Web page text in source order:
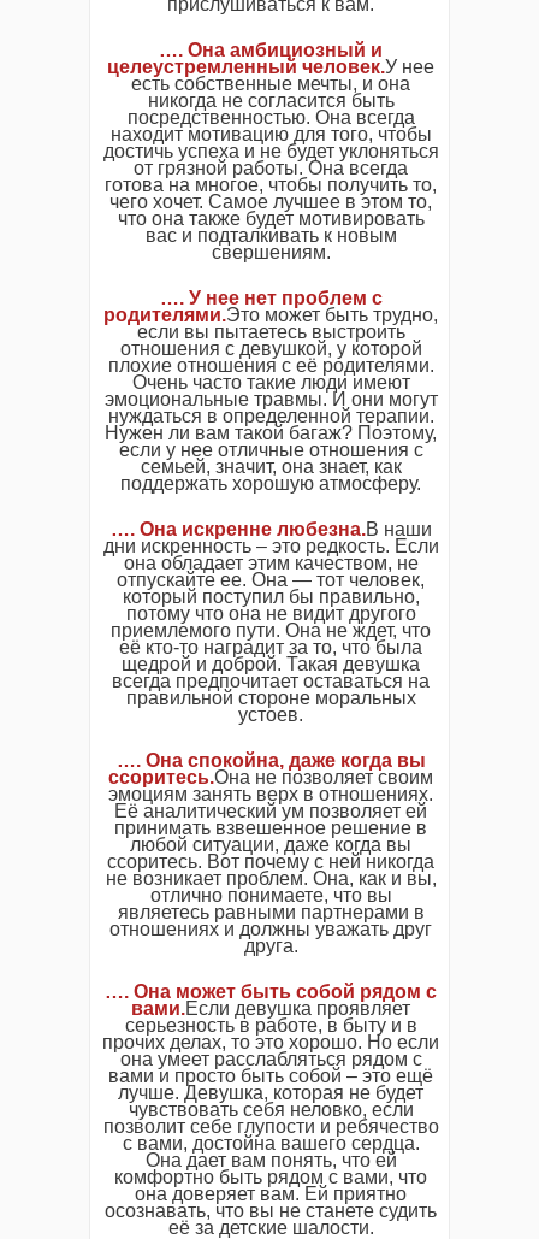
прислушиваться к вам.
…. Она амбициозный и
целеустремленный человек.У нее
есть собственные мечты, и она
никогда не согласится быть
посредственностью. Она всегда
находит мотивацию для того, чтобы
достичь успеха и не будет уклоняться
от грязной работы. Она всегда
готова на многое, чтобы получить то,
чего хочет. Самое лучшее в этом то,
что она также будет мотивировать
вас и подталкивать к новым
свершениям.
…. У нее нет проблем с
родителями.Это может быть трудно,
если вы пытаетесь выстроить
отношения с девушкой, у которой
плохие отношения с её родителями.
Очень часто такие люди имеют
эмоциональные травмы. И они могут
нуждаться в определенной терапии.
Нужен ли вам такой багаж? Поэтому,
если у нее отличные отношения с
семьей, значит, она знает, как
поддержать хорошую атмосферу.
…. Она искренне любезна.В наши
дни искренность – это редкость. Если
она обладает этим качеством, не
отпускайте ее. Она — тот человек,
который поступил бы правильно,
потому что она не видит другого
приемлемого пути. Она не ждет, что
её кто-то наградит за то, что была
щедрой и доброй. Такая девушка
всегда предпочитает оставаться на
правильной стороне моральных
устоев.
…. Она спокойна, даже когда вы
ссоритесь.Она не позволяет своим
эмоциям занять верх в отношениях.
Её аналитический ум позволяет ей
принимать взвешенное решение в
любой ситуации, даже когда вы
ссоритесь. Вот почему с ней никогда
не возникает проблем. Она, как и вы,
отлично понимаете, что вы
являетесь равными партнерами в
отношениях и должны уважать друг
друга.
…. Она может быть собой рядом с
вами.Если девушка проявляет
серьезность в работе, в быту и в
прочих делах, то это хорошо. Но если
она умеет расслабляться рядом с
вами и просто быть собой – это ещё
лучше. Девушка, которая не будет
чувствовать себя неловко, если
позволит себе глупости и ребячество
с вами, достойна вашего сердца.
Она дает вам понять, что ей
комфортно быть рядом с вами, что
она доверяет вам. Ей приятно
осознавать, что вы не станете судить
её за детские шалости.